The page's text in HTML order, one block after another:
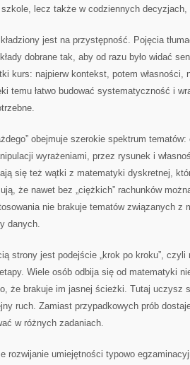
lecz także w codziennych
jest na przystępność. Pojęcia
dobrane tak, aby od razu było widać
kurs: najpierw kontekst, potem własności,
temu łatwo budować systematyczność i
obejmuje szerokie spektrum tematów:
wyrażeniami, przez rysunek i
się też wątki z matematyki dyskretnej,
że nawet bez „ciężkich” rachunków
nie brakuje tematów związanych z
danych.
strony jest podejście „krok po kroku”,
Wiele osób odbija się od matematyki
że brakuje im jasnej ścieżki. Tutaj uczysz
ruch. Zamiast przypadkowych prób
w różnych zadaniach.
rozwijanie umiejętności typowo